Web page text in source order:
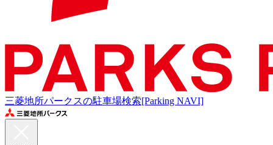
三菱地所パークスの駐車場検索[Parking NAVI]